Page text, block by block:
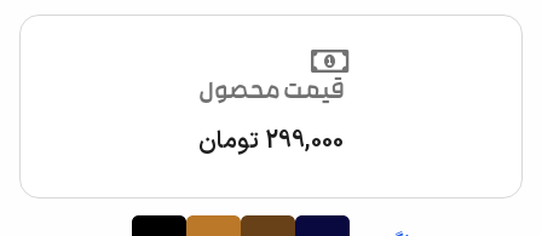
قیمت محصول
299,000 تومان